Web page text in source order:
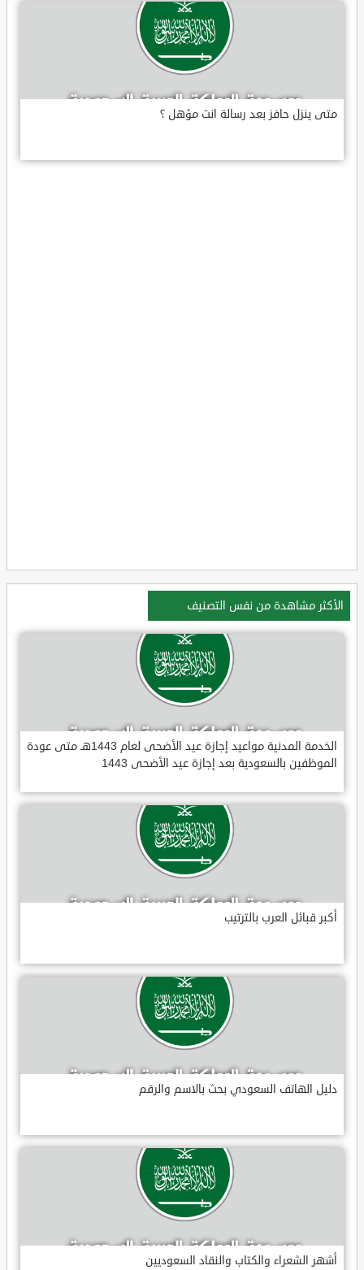
متى ينزل حافز بعد رسالة انت مؤهل ؟
الأكثر مشاهدة من نفس التصنيف
الخدمة المدنية مواعيد إجازة عيد الأضحى لعام 1443هـ متى عودة
الموظفين بالسعودية بعد إجازة عيد الأضحى 1443
أكبر قبائل العرب بالترتيب
دليل الهاتف السعودي بحث بالاسم والرقم
أشهر الشعراء والكتاب والنقاد السعوديين